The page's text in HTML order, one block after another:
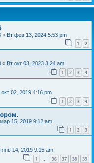
« Вт фев 13, 2024 5:53 pm
1 2
« Вт окт 03, 2023 3:24 am
1 2 3 4
02, 2019 4:16 pm
1 2 3 4
15, 2019 9:12 am
1 2 3
янв 14, 2019 9:15 am
1 … 36 37 38 39